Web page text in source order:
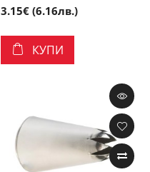
3.15€ (6.16лв.)
КУПИ